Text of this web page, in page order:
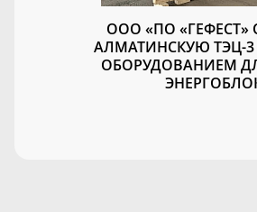
ООО «ПО «ГЕФЕСТ»
АЛМАТИНСКУЮ ТЭЦ-
ОБОРУДОВАНИЕМ